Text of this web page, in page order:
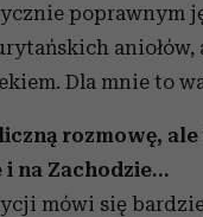
poprawnym
aniołów,
Dla mnie to
rozmowę, ale
i na Zachodzie…
mówi się